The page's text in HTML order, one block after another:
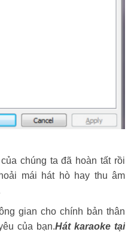
chúng ta đã hoàn tất rồi
mái hát hò hay thu âm
gian cho chính bản thân
của bạn.Hát karaoke tại